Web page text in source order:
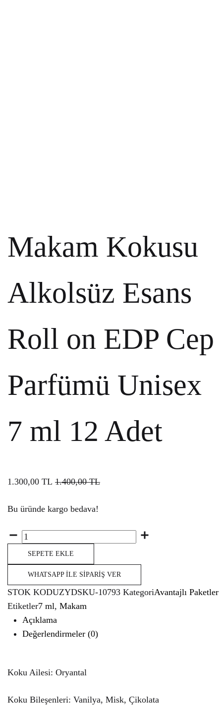
Makam Kokusu
Alkolsüz Esans
Roll on EDP Cep
Parfümü Unisex
7 ml 12 Adet
1.300,00 TL 1.400,00TL
Bu üründe kargo bedava!
Miktar
SEPETE EKLE
WHATSAPP İLE SIPARIŞ VER
STOK KODUZYDSKU-10793 KategoriAvantajlı Paketler
Etiketler7 ml, Makam
Açıklama
Değerlendirmeler (0)
Koku Ailesi: Oryantal
Koku Bileşenleri: Vanilya, Misk, Çikolata